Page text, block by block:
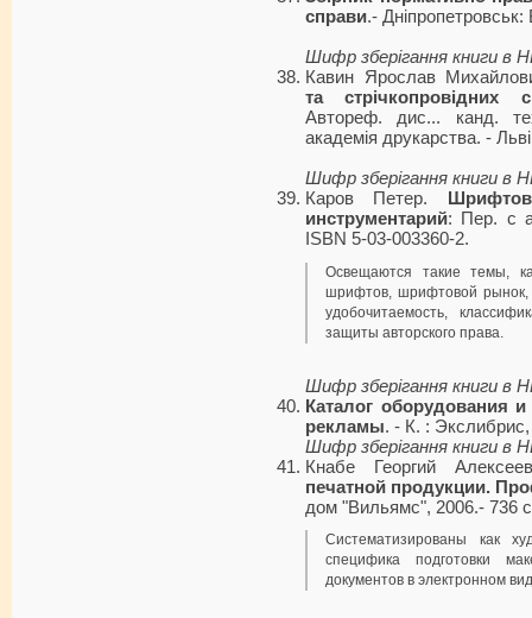
справи.-
Шифр зберігання книги в
Кавин Ярослав
та стрічкопровідних
Автореф. дис... канд.
академія друкарства. -
Шифр зберігання книги в
Каров Петер.
инструментарий: Пер. с
ISBN 5-03-003360-2.
Освещаются такие темы,
шрифтов, шрифтовой
удобочитаемость,
защиты авторского права.
Шифр зберігання книги в
Каталог оборудования
рекламы. - К. :
Шифр зберігання книги в
Кнабе Георгий
печатной продукции.
дом "Вильямс", 2006.- 736
Систематизированы как
специфика подготовки
документов в электронном